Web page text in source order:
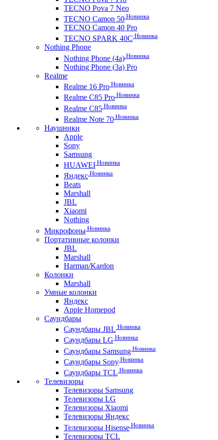
TECNO Pova 7 Neo
TECNO Camon 50 Новинка
TECNO Camon 40 Pro
TECNO SPARK 40C Новинка
Nothing Phone
Nothing Phone (4a) Новинка
Nothing Phone (3a) Pro
Realme
Realme 16 Pro Новинка
Realme C85 Pro Новинка
Realme C85 Новинка
Realme Note 70 Новинка
Наушники
Apple
Sony
Samsung
HUAWEI Новинка
Яндекс Новинка
Beats
Marshall
JBL
Xiaomi
Nothing
Микрофоны Новинка
Портативные колонки
JBL
Marshall
Harman/Kardon
Колонки
Marshall
Умные колонки
Яндекс
Apple Homepod
Саундбары
Саундбары JBL Новинка
Саундбары LG Новинка
Саундбары Samsung Новинка
Саундбары Sony Новинка
Саундбары TCL Новинка
Телевизоры
Телевизоры Samsung
Телевизоры LG
Телевизоры Xiaomi
Телевизоры Яндекс
Телевизоры Hisense Новинка
Телевизоры TCL